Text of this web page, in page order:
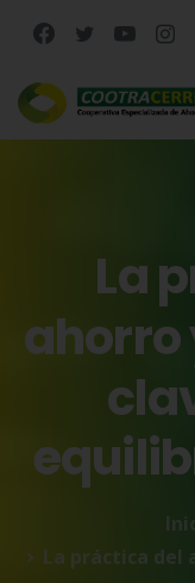
La
ahorro
La práctica del